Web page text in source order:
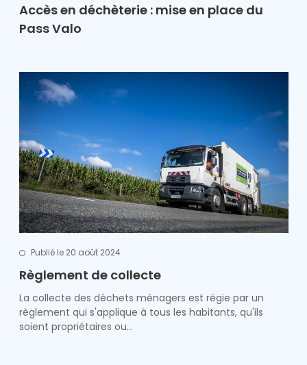
Accès en déchèterie : mise en place du
Pass Valo
Publié le 20 août 2024
Règlement de collecte
La collecte des déchets ménagers est régie par un
règlement qui s'applique à tous les habitants, qu'ils
soient propriétaires ou…